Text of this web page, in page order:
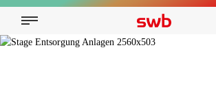
Privatkunden
Geschäftskunden